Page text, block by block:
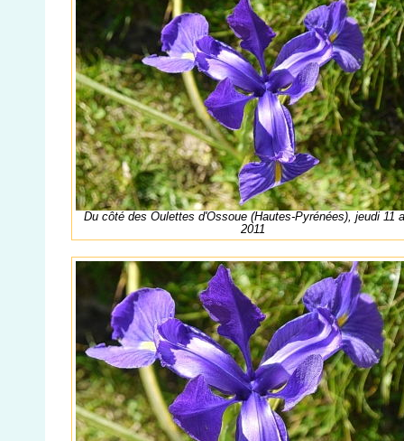
Du côté des Oulettes d'Ossoue (Hautes-Pyrénées), jeudi 11
2011